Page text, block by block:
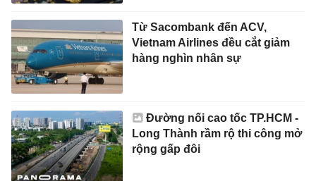
Từ Sacombank đến ACV,
Vietnam Airlines đều cắt giảm
hàng nghìn nhân sự
Đường nối cao tốc TP.HCM -
Long Thành rầm rộ thi công mở
rộng gấp đôi